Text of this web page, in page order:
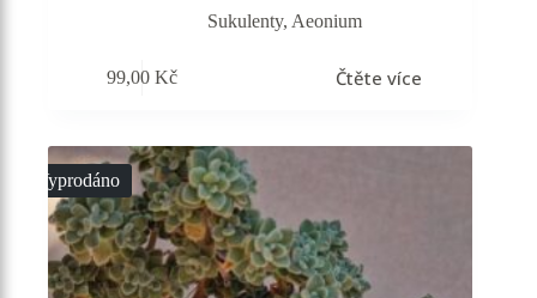
Sukulenty, Aeonium
99,00Kč Čtěte více
Vyprodáno